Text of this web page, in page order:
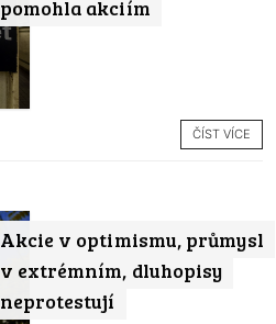
pomohla akciím
ČÍST VÍCE
Akcie v optimismu, průmysl
v extrémním, dluhopisy
neprotestují